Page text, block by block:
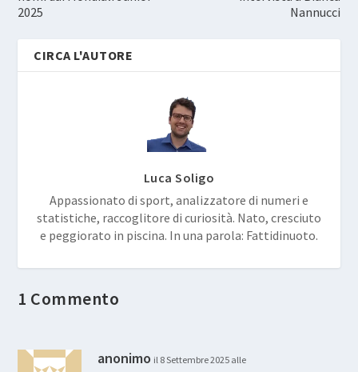
2025
Nannucci
CIRCA L'AUTORE
Luca Soligo
Appassionato di sport, analizzatore di numeri e
statistiche, raccoglitore di curiosità. Nato, cresciuto
e peggiorato in piscina. In una parola: Fattidinuoto.
1 Commento
anonimo il 8 Settembre 2025 alle